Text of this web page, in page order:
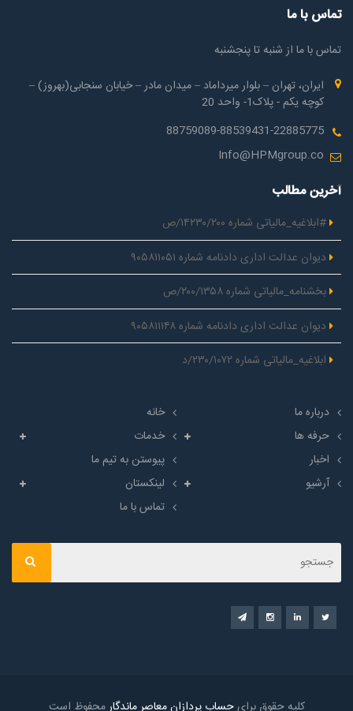
تماس با ما
تماس با ما از شنبه تا پنجشنبه
ایران، تهران – بلوار میرداماد – میدان مادر – خیابان سنجابی(بهروز) –
کوچه یکم - پلاک1- واحد 20
88759089-88539431-22885775
Info@HPMgroup.co
آخرین مطالب
#ابلاغیه_مالیاتی شماره ۱۴۲۳۰/۲۰۰/ص
دیوان عدالت اداری دادنامه شماره ۹۰۵۸۱۱۰۵۱
بخشنامه_مالیاتی شماره ۲۰۰/۱۳۵۸/ص
دیوان عدالت اداری دادنامه شماره ۹۰۵۸۱۱۱۴۸
ابلاغیه_مالیاتی شماره ۲۳۰/۱۰۷۲/د
خانه
درباره ما
خدمات
حرفه ها
پیوستن به تیم ما
اخبار
لینکستان
آرشیو
تماس با ما
کلیه حقوق برایحساب پردازان معاصر ماندگارمحفوظ است